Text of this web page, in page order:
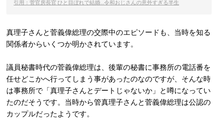
引用：菅官房長官 ひと目ぼれで結婚…令和おじさんの意外すぎる半生
真理子さんと菅義偉総理の交際中のエピソードも、当時を知る
関係者からいくつか明かされています。
議員秘書時代の菅義偉総理は、後輩の秘書に事務所の電話番を
任せどこかへ行ってしまう事があったのなのですが、そんな時
は事務所で「真理子さんとデートじゃないか」と噂になってい
たのだそうです。当時から管真理子さんと菅義偉総理は公認の
カップルだったようです。